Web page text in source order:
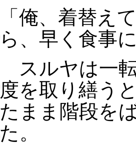
「俺、着替え
ら、早く食事
スルヤは一
度を取り繕う
たまま階段を
た。